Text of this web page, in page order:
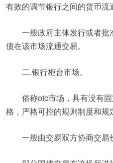
有效的调节银行之间的货币流
一般政府主体发行或者
债在该市场流通交易。
二.银行柜台市场。
俗称otc市场，具有没有
格，严格可控的规则制度和规
一般由交易双方协商交易